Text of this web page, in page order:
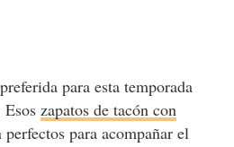
para esta temporada
Esos zapatos de tacón con
para acompañar el